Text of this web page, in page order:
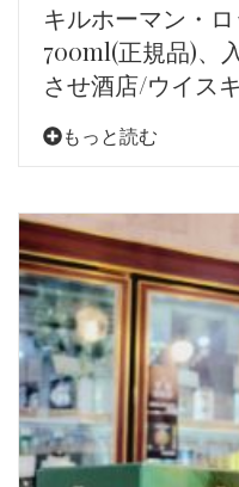
キルホーマン・
700ml(正規品)、
させ酒店/ウイスキ
もっと読む